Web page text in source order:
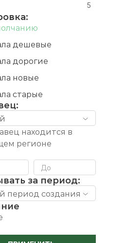
5
дешевые
дорогие
новые
старые
регионе
за период:
период создания